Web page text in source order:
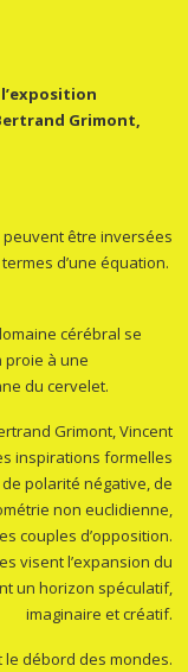
Grimont,
être inversées
d’une équation.
cérébral se
proie à une
du cervelet.
Grimont, Vincent
inspirations formelles
polarité négative, de
non euclidienne,
couples d’opposition.
visent l’expansion du
un horizon spéculatif,
imaginaire et créatif.
débord des mondes.